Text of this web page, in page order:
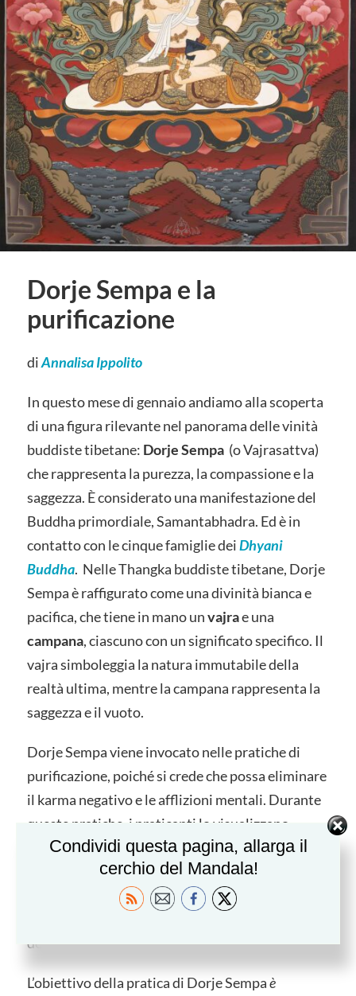
Dorje Sempa e la
purificazione
diAnnalisa Ippolito
In questo mese di gennaio andiamo alla scoperta
di una figura rilevante nel panorama delle vinità
buddiste tibetane: Dorje Sempa(o Vajrasattva)
che rappresenta la purezza, la compassione e la
saggezza. È considerato una manifestazione del
Buddha primordiale, Samantabhadra. Ed è in
contatto con le cinque famiglie deiDhyani
Buddha. Nelle Thangka buddiste tibetane, Dorje
Sempa è raffigurato come una divinità bianca e
pacifica, che tiene in mano unvajrae una
campana, ciascuno con un significato specifico. Il
vajra simboleggia la natura immutabile della
realtà ultima, mentre la campana rappresenta la
saggezza e il vuoto.
Dorje Sempa viene invocato nelle pratiche di
purificazione, poiché si crede che possa eliminare
il karma negativo e le afflizioni mentali. Durante
queste pratiche, i praticanti lo visualizzano
mentre purifica il loro karma negativo e le
afflizioni, recitando il suo mantra. Questa pratica
è un aspetto fondamentale del Buddismo
delle prime pratiche ai principianti.
L’obiettivo della pratica di Dorje Sempaè
Condividi questa pagina, allarga il
cerchio del Mandala!